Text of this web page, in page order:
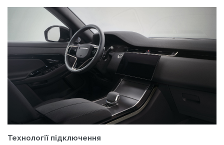
Технології підключення